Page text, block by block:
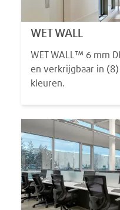
WET WALL
WET WALL™ 6 mm
en verkrijgbaar in
kleuren.